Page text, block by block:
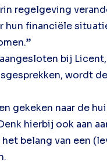
regelgeving
hun financiële
bij
wordt
gekeken naar de
hierbij ook aan
belang van een